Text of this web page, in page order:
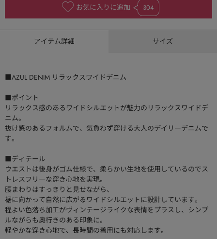
お気に入りに追加 304
アイテム詳細 サイズ
■AZUL DENIM リラックスワイドデニム
■ポイント
リラックス感のあるワイドシルエットが魅力のリラックスワイドデ
ニム。
抜け感のあるフォルムで、気負わず穿ける大人のデイリーデニムで
す。
■ディテール
ウエストは後身がゴム仕様で、柔らかい生地を使用しているのでス
トレスフリーな穿き心地を実現。
腰まわりはすっきりと見せながら、
裾に向かって自然に広がるワイドシルエットに設計しています。
程よい色落ち加工がヴィンテージライクな表情をプラスし、シンプ
ルながらも奥行きのある印象に。
軽やかな穿き心地で、長時間の着用にも対応します。